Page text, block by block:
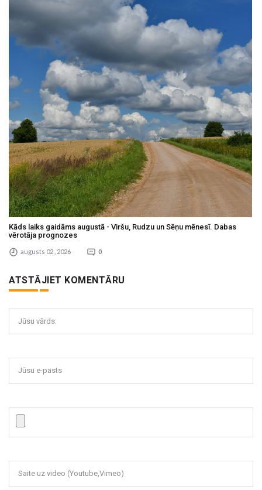
Kāds laiks gaidāms augustā - Viršu, Rudzu un Sēņu mēnesī. Dabas
vērotāja prognozes
augusts 02 , 2026 0
ATSTĀJIET KOMENTĀRU
Jūsu vārds:
Jūsu e-pasts
Saite uz video (Youtube,Vimeo)